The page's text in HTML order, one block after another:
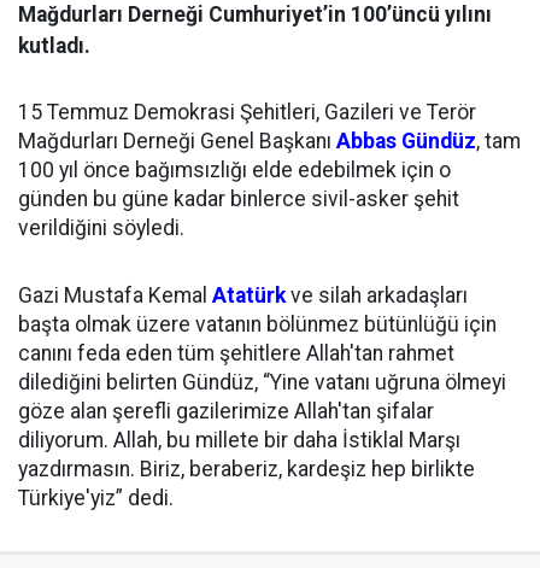
Mağdurları Derneği Cumhuriyet’in 100’üncü yılını
kutladı.
15 Temmuz Demokrasi Şehitleri, Gazileri ve Terör
Mağdurları Derneği Genel Başkanı Abbas Gündüz, tam
100 yıl önce bağımsızlığı elde edebilmek için o
günden bu güne kadar binlerce sivil-asker şehit
verildiğini söyledi.
Gazi Mustafa Kemal Atatürkve silah arkadaşları
başta olmak üzere vatanın bölünmez bütünlüğü için
canını feda eden tüm şehitlere Allah'tan rahmet
dilediğini belirten Gündüz, “Yine vatanı uğruna ölmeyi
göze alan şerefli gazilerimize Allah'tan şifalar
diliyorum. Allah, bu millete bir daha İstiklal Marşı
yazdırmasın. Biriz, beraberiz, kardeşiz hep birlikte
Türkiye'yiz” dedi.